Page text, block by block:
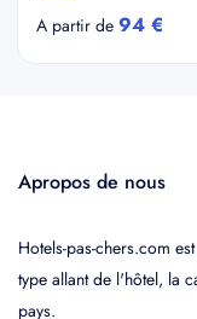
A partir de 94 €
Apropos de nous
Hotels-pas-chers.com
type allant de l'hôtel, la
pays.